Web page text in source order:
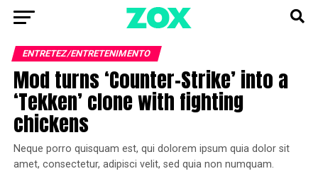
ENTRETEZ/ENTRETENIMENTO
Mod turns ‘Counter-Strike’ into a
‘Tekken’ clone with fighting
chickens
Neque porro quisquam est, qui dolorem ipsum quia dolor sit
amet, consectetur, adipisci velit, sed quia non numquam.